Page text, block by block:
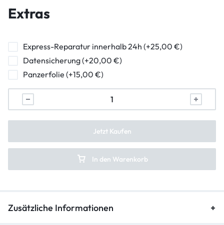
Powerbutton Reparatur
Ladebuchse Raparatur
Kopfhörerbuchse Reparatur
Lautsprecher Reparatur
Extras
Express-Reparatur innerhalb 24h (+25,00 €)
Datensicherung (+20,00 €)
Panzerfolie (+15,00 €)
In den Warenkorb
Jetzt Kaufen
Zusätzliche Informationen